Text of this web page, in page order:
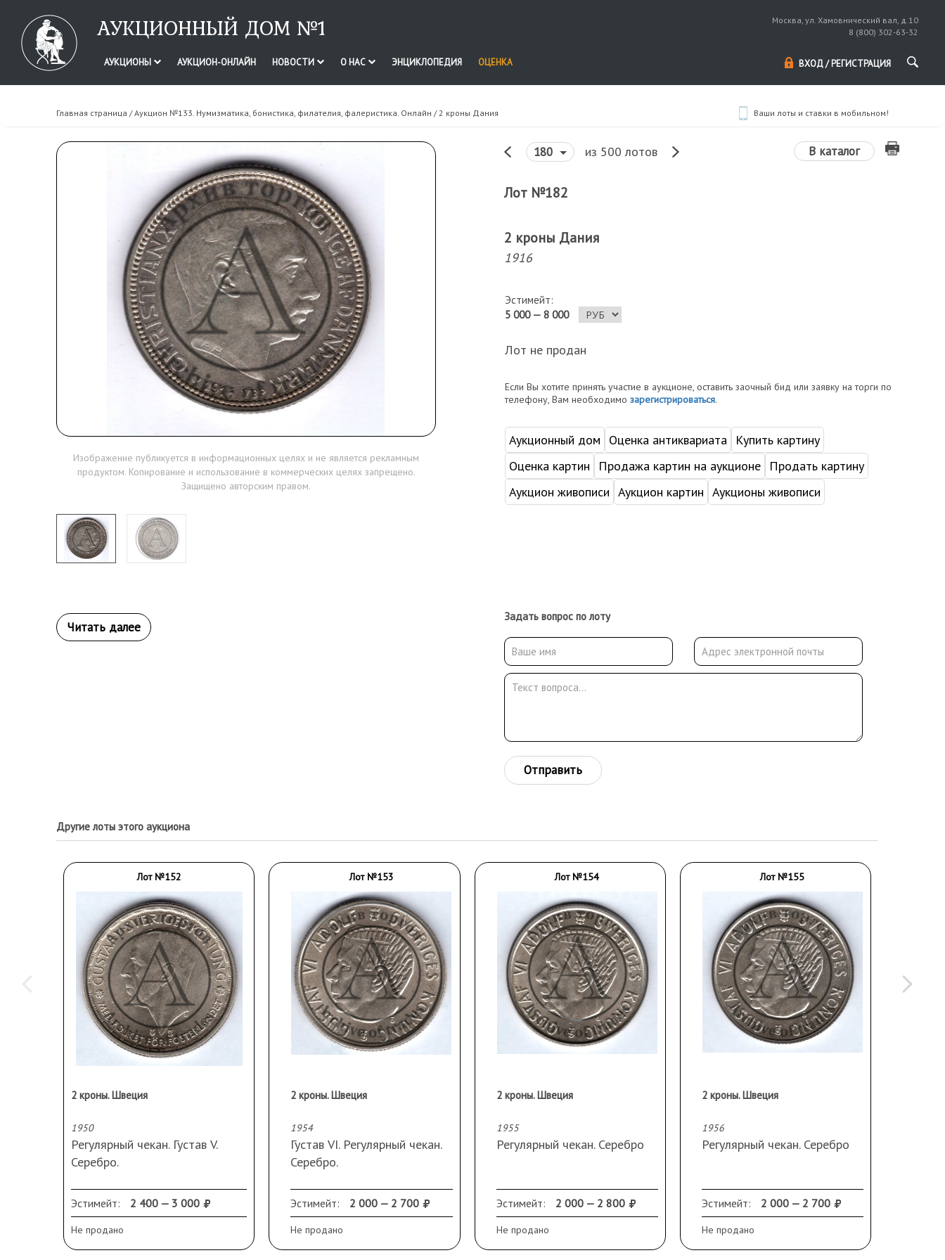
АУКЦИОННЫЙ ДОМ №1
Москва, ул. Хамовнический вал, д.10
8 (800) 302-63-32
АУКЦИОНЫ АУКЦИОН-ОНЛАЙН НОВОСТИ О НАС ЭНЦИКЛОПЕДИЯ ОЦЕНКА ВХОД / РЕГИСТРАЦИЯ
Главная страница /Аукцион №133. Нумизматика, бонистика, филателия, фалеристика. Онлайн / 2 кроны Дания Ваши лоты и ставки в мобильном!
Изображение публикуется в информационных целях и не является рекламным
продуктом. Копирование и использование в коммерческих целях запрещено.
Защищено авторским правом.
180 из 500 лотов В каталог
Лот №182
2 кроны Дания
1916
Эстимейт:
5 000 — 8 000
Лот не продан
Если Вы хотите принять участие в аукционе, оставить заочный бид или заявку на торги по
телефону, Вам необходимо зарегистрироваться.
Аукционный дом Оценка антиквариата
Купить картину
Оценка картин
Продажа картин на аукционе
Продать картину
Аукцион живописи Аукцион картин Аукционы живописи
Задать вопрос по лоту
Отправить
Другие лоты этого аукциона
Лот №152
2 кроны. Швеция
1950
Регулярный чекан. Густав V.
Серебро.
Эстимейт: 2 400 — 3 000
Не продано
Лот №153
2 кроны. Швеция
1954
Густав VI. Регулярный чекан.
Серебро.
Эстимейт: 2 000 — 2 700
Не продано
Лот №154
2 кроны. Швеция
1955
Регулярный чекан. Серебро
Эстимейт: 2 000 — 2 800
Не продано
Лот №155
2 кроны. Швеция
1956
Регулярный чекан. Серебро
Эстимейт: 2 000 — 2 700
Не продано